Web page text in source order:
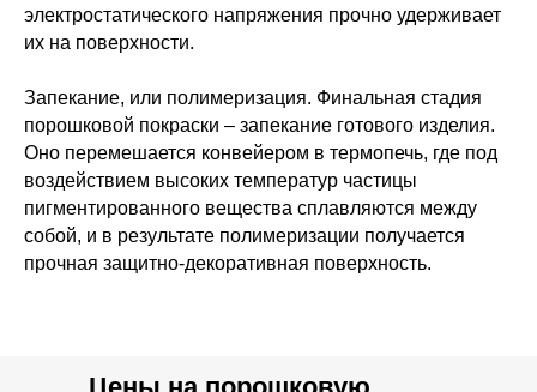
электростатического напряжения прочно удерживает
их на поверхности.
Запекание, или полимеризация. Финальная стадия
порошковой покраски – запекание готового изделия.
Оно перемешается конвейером в термопечь, где под
воздействием высоких температур частицы
пигментированного вещества сплавляются между
собой, и в результате полимеризации получается
прочная защитно-декоративная поверхность.